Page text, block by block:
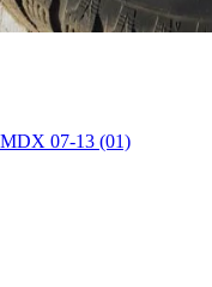
07-13 (01)